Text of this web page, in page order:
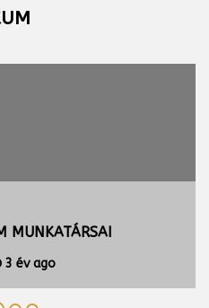
BEMUTATKOZIK
3 év ago